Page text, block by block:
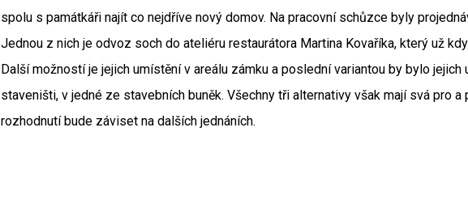
spolu s památkáři najít co nejdříve nový domov. Na pracovní schůzce byly
Jednou z nich je odvoz soch do ateliéru restaurátora Martina Kovaříka, který už
Další možností je jejich umístění v areálu zámku a poslední variantou by bylo jejich
staveništi, v jedné ze stavebních buněk. Všechny tři alternativy však mají svá pro a
rozhodnutí bude záviset na dalších jednáních.